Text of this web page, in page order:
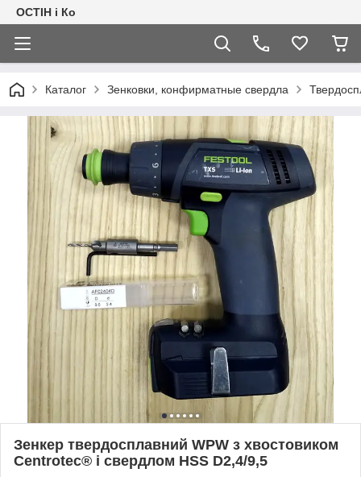
ОСТІН і Ко
Каталог Зенковки, конфирматные свердла
Зенкер твердосплавний WPW з хвостовиком
Centrotec® і свердлом HSS D2,4/9,5